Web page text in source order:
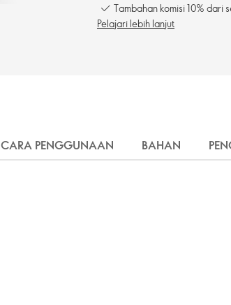
Tambahan komisi 10% dari
Pelajari lebih lanjut
CARA PENGGUNAAN BAHAN